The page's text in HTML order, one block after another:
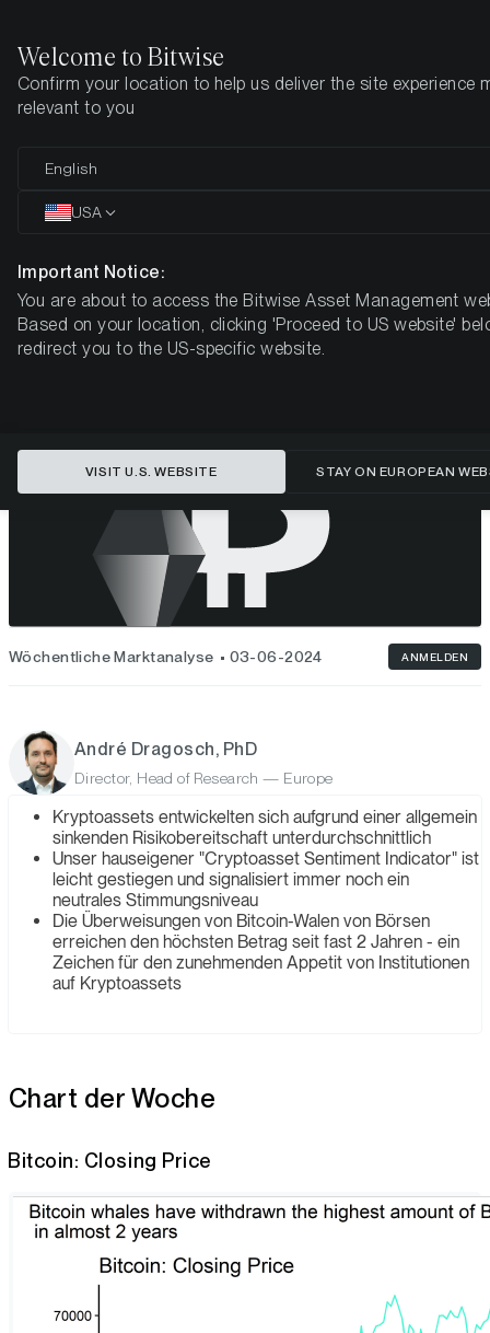
Startseite Market Updates Woche 23, 2024
Kryptoassets steigen: US
Ethereum ETF-Zulassung und
KRYPTO-MARKT-KOMPASS - WOCHE 23, 2024
Wöchentliche Marktanalyse 03-06-2024 ANMELDEN
André Dragosch, PhD
Director, Head of Research — Europe
Kryptoassets entwickelten sich aufgrund einer allgemein
sinkenden Risikobereitschaft unterdurchschnittlich
Unser hauseigener "Cryptoasset Sentiment Indicator" ist
leicht gestiegen und signalisiert immer noch ein
neutrales Stimmungsniveau
Die Überweisungen von Bitcoin-Walen von Börsen
erreichen den höchsten Betrag seit fast 2 Jahren - ein
Zeichen für den zunehmenden Appetit von Institutionen
auf Kryptoassets
Chart der Woche
Bitcoin: Closing Price
Welcome to Bitwise
Confirm your location to help us deliver the site experience
relevant to you
English
USA
Important Notice:
You are about to access the Bitwise Asset Management
Based on your location, clicking 'Proceed to US website'
redirect you to the US-specific website.
VISIT U.S. WEBSITE STAY ON EUROPEAN